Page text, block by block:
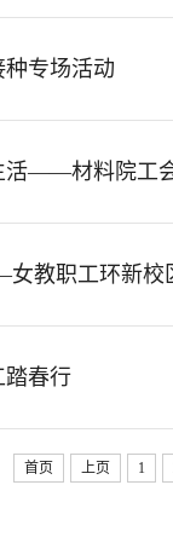
专场活动
活——材料院工
踏春行
首页 上页 1